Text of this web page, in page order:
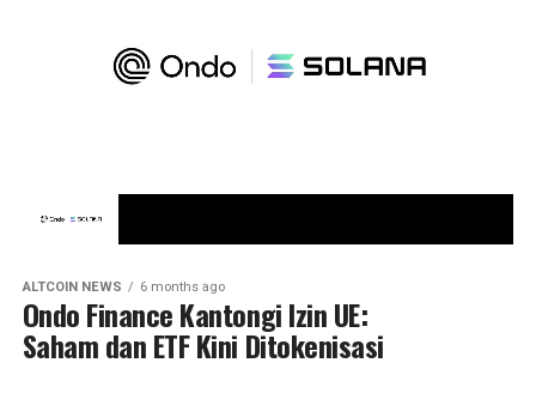
ALTCOIN NEWS 6 months ago
Ondo Finance Kantongi Izin UE:
Saham dan ETF Kini Ditokenisasi